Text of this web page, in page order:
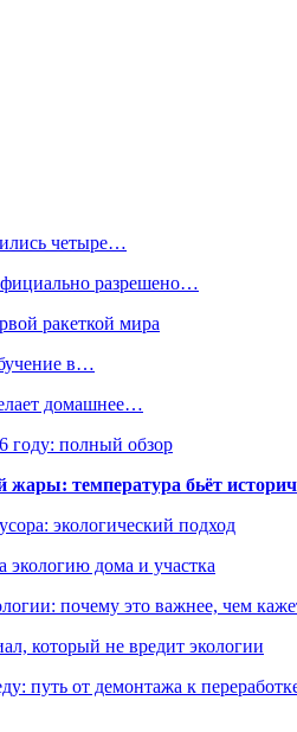
четыре…
разрешено…
ракеткой мира
в…
домашнее…
году: полный обзор
жары: температура бьёт
экологический подход
экологию дома и участка
почему это важнее, чем
который не вредит экологии
путь от демонтажа к